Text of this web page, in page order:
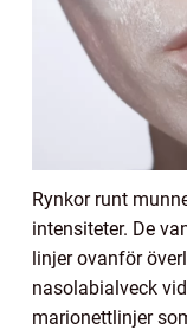
Rynkor runt
intensiteter. De
linjer ovanför
nasolabialveck
marionettlinjer